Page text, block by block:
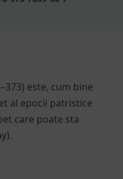
este, cum bine
al epocii patristice
care poate sta